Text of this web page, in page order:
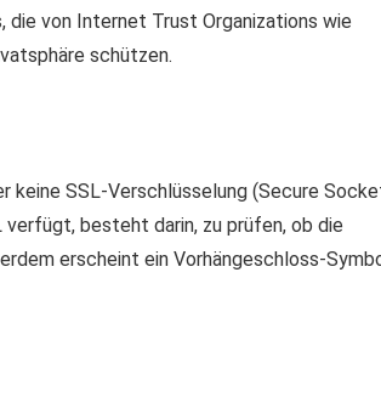
die von Internet Trust Organizations wie
schützen.
keine SSL-Verschlüsselung (Secure
besteht darin, zu prüfen, ob die
erscheint ein Vorhängeschloss-